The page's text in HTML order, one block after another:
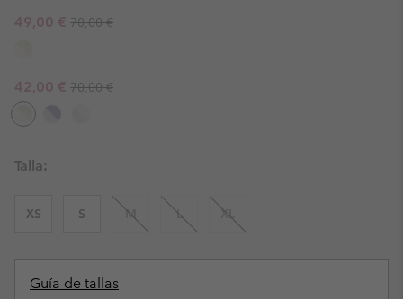
Sale price:
49,00 € Regular price:
70,00 €
Sale price:
42,00 € Regular price:
70,00 €
Talla:
XS S M L XL
Guía de tallas